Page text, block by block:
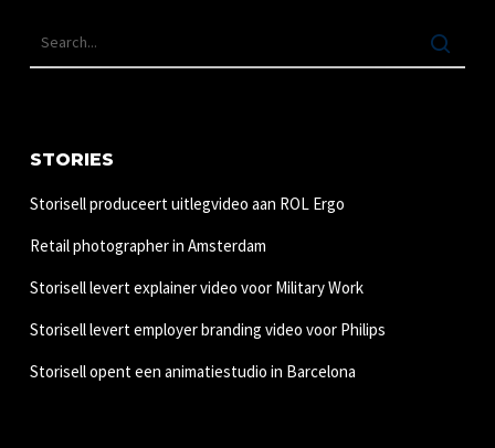
STORIES
Storisell produceert uitlegvideo aan ROL Ergo
Retail photographer in Amsterdam
Storisell levert explainer video voor Military Work
Storisell levert employer branding video voor Philips
Storisell opent een animatiestudio in Barcelona